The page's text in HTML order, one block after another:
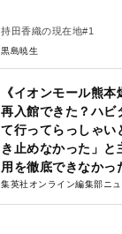
持田香織の現在地#1
黒島暁生
《イオンモール熊
再入館できた？ハビ
て行ってらっしゃい
き止めなかった」と
用を徹底できなかっ
集英社オンライン編集部ニ